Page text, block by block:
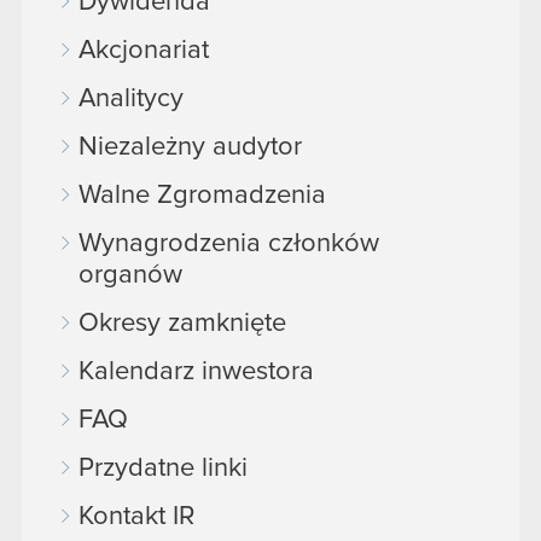
Akcjonariat
Analitycy
Niezależny audytor
Walne Zgromadzenia
Wynagrodzenia członków
organów
Okresy zamknięte
Kalendarz inwestora
FAQ
Przydatne linki
Kontakt IR